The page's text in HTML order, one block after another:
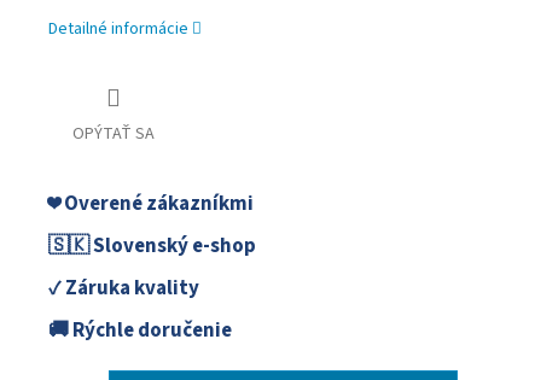
Detailné informácie
OPÝTAŤ SA
❤️ Overené zákazníkmi
🇸🇰 Slovenský e-shop
✓ Záruka kvality
🚚 Rýchle doručenie